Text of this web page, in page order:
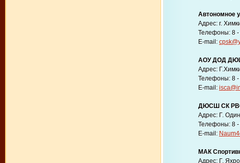
Автономное
Адрес: г.
Телефоны: 8 -
E-mail:
АОУ ДОД
Адрес:
Телефоны: 8 -
E-mail:
ДЮСШ СК
Адрес: Г.
Телефоны: 8 -
E-mail:
МАК
Адрес: Г.